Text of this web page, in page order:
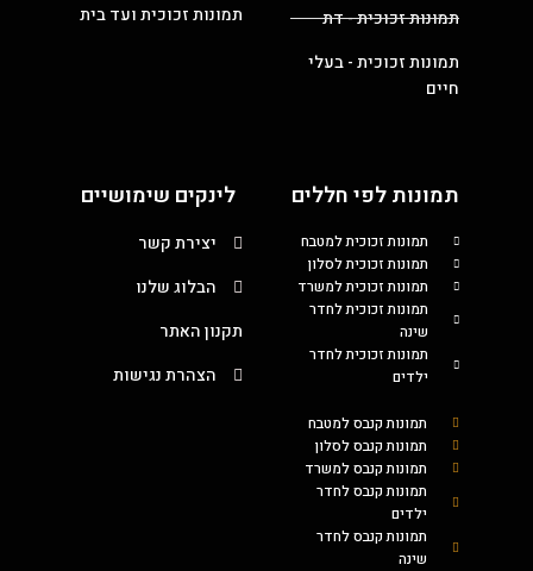
תמונות זכוכית - דת
תמונות זכוכית - בעלי
חיים
תמונות זכוכית ועד בית
תמונות לפי חללים
תמונות זכוכית למטבח
תמונות זכוכית לסלון
תמונות זכוכית למשרד
תמונות זכוכית לחדר
שינה
תמונות זכוכית לחדר
ילדים
תמונות קנבס למטבח
תמונות קנבס לסלון
תמונות קנבס למשרד
תמונות קנבס לחדר
ילדים
תמונות קנבס לחדר
שינה
לינקים שימושיים
יצירת קשר
הבלוג שלנו
תקנון האתר
הצהרת נגישות